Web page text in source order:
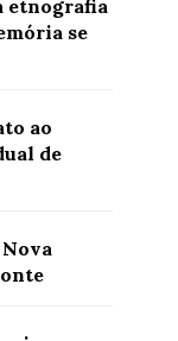
etnografia
se
ao
de